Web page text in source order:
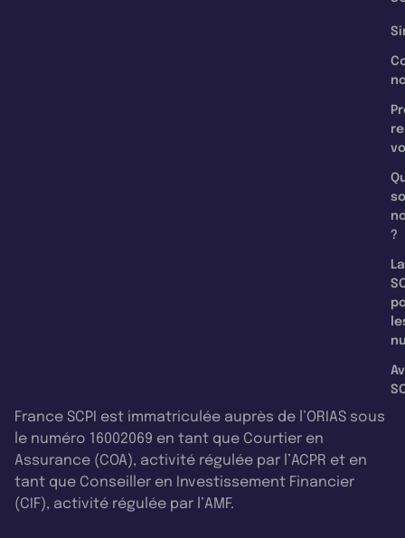
?
La
France SCPI est immatriculée auprès de l’ORIAS sous
le numéro 16002069 en tant que Courtier en
Assurance (COA), activité régulée par l’ACPR et en
tant que Conseiller en Investissement Financier
(CIF), activité régulée par l’AMF.